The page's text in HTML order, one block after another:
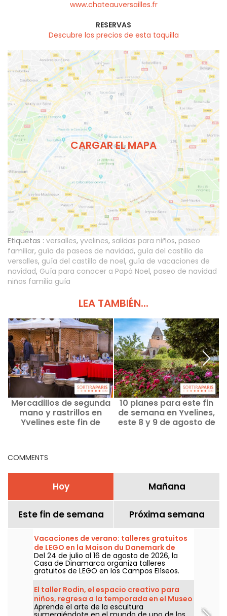
www.chateauversailles.fr
RESERVAS
Descubre los precios de esta taquilla
CARGAR EL MAPA
Etiquetas : versalles, yvelines, salidas para niños, paseo
familiar, guía de paseos de navidad, guía del castillo de
versalles, guía del castillo de noel, guía de vacaciones de
navidad, Guía para conocer a Papá Noel, paseo de navidad
niños familia guía
LEA TAMBIÉN...
Mercadillos de segunda
mano y rastrillos en
Yvelines este fin de
10 planes para este fin
de semana en Yvelines,
este 8 y 9 de agosto de
COMMENTS
Hoy Mañana
Este fin de semana Próxima semana
Vacaciones de verano: talleres gratuitos
de LEGO en la Maison du Danemark de
París
Del 24 de julio al 16 de agosto de 2026, la
Casa de Dinamarca organiza talleres
gratuitos de LEGO en los Campos Elíseos.
Abiertos a niños, a familias y a los
aficionados a la construcción, estos
encuentros permiten descubrir el universo
de la famosa marca danesa a través de
espacios de creación con acceso libre.
El taller Rodin, el espacio creativo para
niños, regresa a la temporada en el Museo
Rodin
Aprende el arte de la escultura